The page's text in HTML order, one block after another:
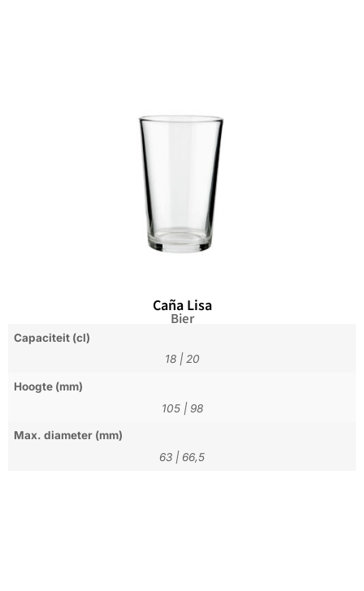
Caña Lisa
Bier
Capaciteit (cl)
18| 20
Hoogte (mm)
105| 98
Max. diameter (mm)
63 | 66,5